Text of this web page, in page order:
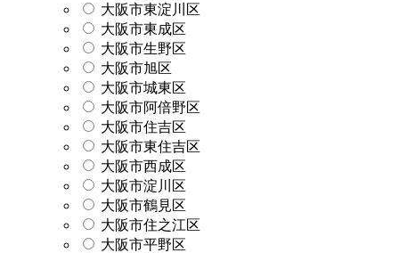
大阪市東淀川区
大阪市東成区
大阪市生野区
大阪市旭区
大阪市城東区
大阪市阿倍野区
大阪市住吉区
大阪市東住吉区
大阪市西成区
大阪市淀川区
大阪市鶴見区
大阪市住之江区
大阪市平野区